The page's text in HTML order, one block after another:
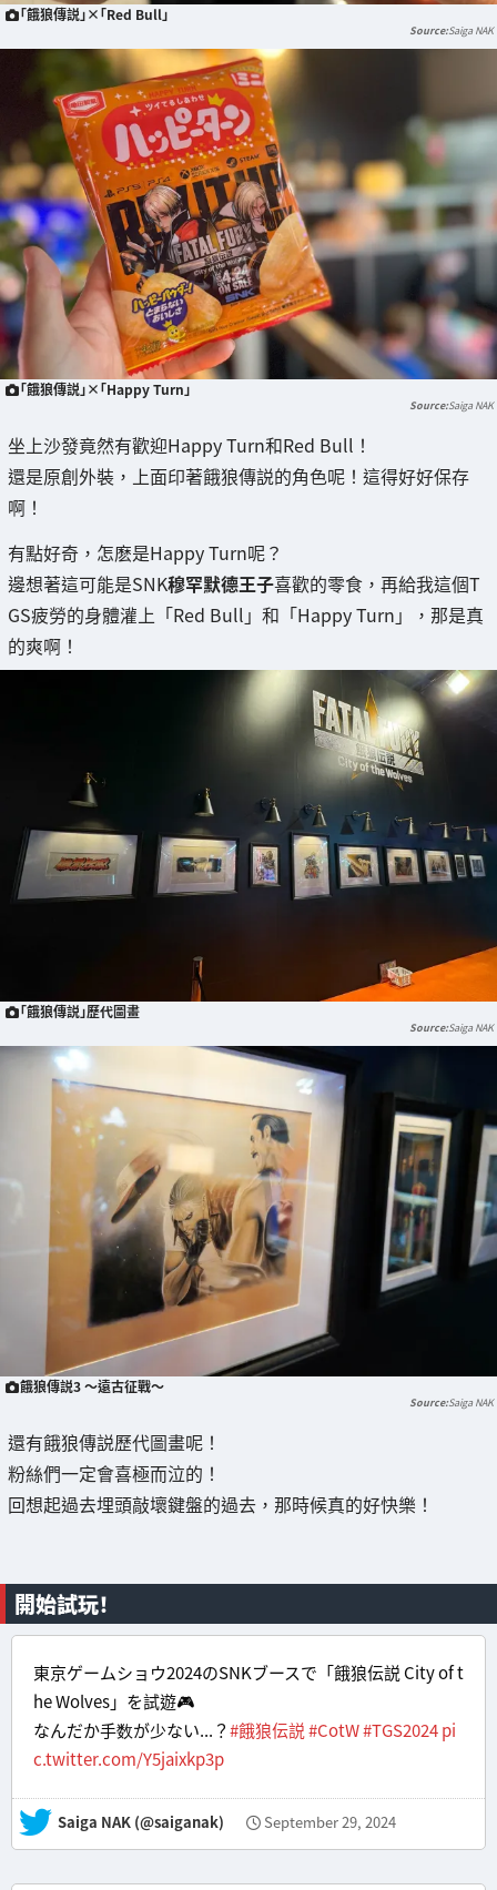
「餓狼傳説」×「Red Bull」
Saiga NAK
「餓狼傳説」×「Happy Turn」
Saiga NAK
坐上沙發竟然有歡迎Happy Turn和Red Bull！
還是原創外裝，上面印著餓狼傳説的角色呢！這得好好保存
啊！
有點好奇，怎麽是Happy Turn呢？
邊想著這可能是SNK穆罕默德王子喜歡的零食，再給我這個T
GS疲勞的身體灌上「Red Bull」和「Happy Turn」，那是真
的爽啊！
「餓狼傳説」歷代圖畫
Saiga NAK
餓狼傳説3 ～遠古征戰～
Saiga NAK
還有餓狼傳説歷代圖畫呢！
粉絲們一定會喜極而泣的！
回想起過去埋頭敲壞鍵盤的過去，那時候真的好快樂！
開始試玩！
東京ゲームショウ2024のSNKブースで「餓狼伝説 City of t
he Wolves」を試遊🎮️
なんだか手数が少ない...？#餓狼伝説#CotW#TGS2024pi
c.twitter.com/Y5jaixkp3p
— Saiga NAK (@saiganak) September 29, 2024